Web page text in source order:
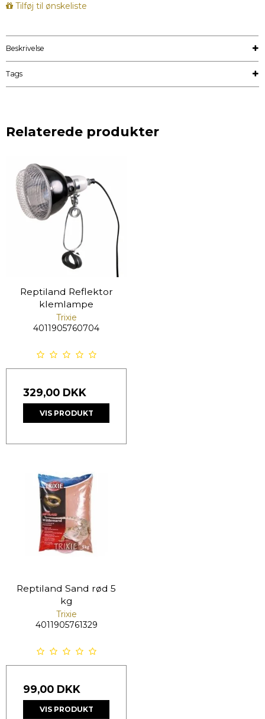
Tilføj til ønskeliste
Beskrivelse
Tags
Relaterede produkter
Reptiland Reflektor
klemlampe
Trixie
4011905760704
329,00 DKK
VIS PRODUKT
Reptiland Sand rød 5
kg
Trixie
4011905761329
99,00 DKK
VIS PRODUKT